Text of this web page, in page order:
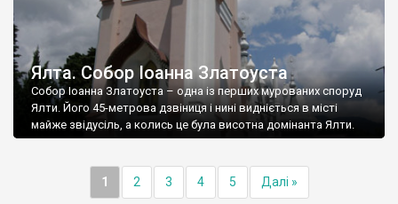
Ялта. Собор Іоанна Златоуста
Собор Іоанна Златоуста – одна із перших мурованих споруд
Ялти. Його 45-метрова дзвіниця і нині видніється в місті
майже звідусіль, а колись це була висотна домінанта Ялти.
1 2 3 4 5 Далі »